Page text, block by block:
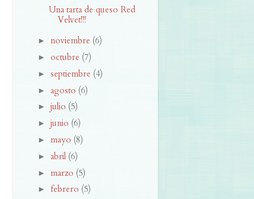
Una tarta de queso Red
Velvet!!!
► noviembre (6)
►octubre (7)
►septiembre (4)
►agosto (6)
►julio (5)
►junio (6)
► mayo (8)
►abril (6)
► marzo (5)
► febrero (5)